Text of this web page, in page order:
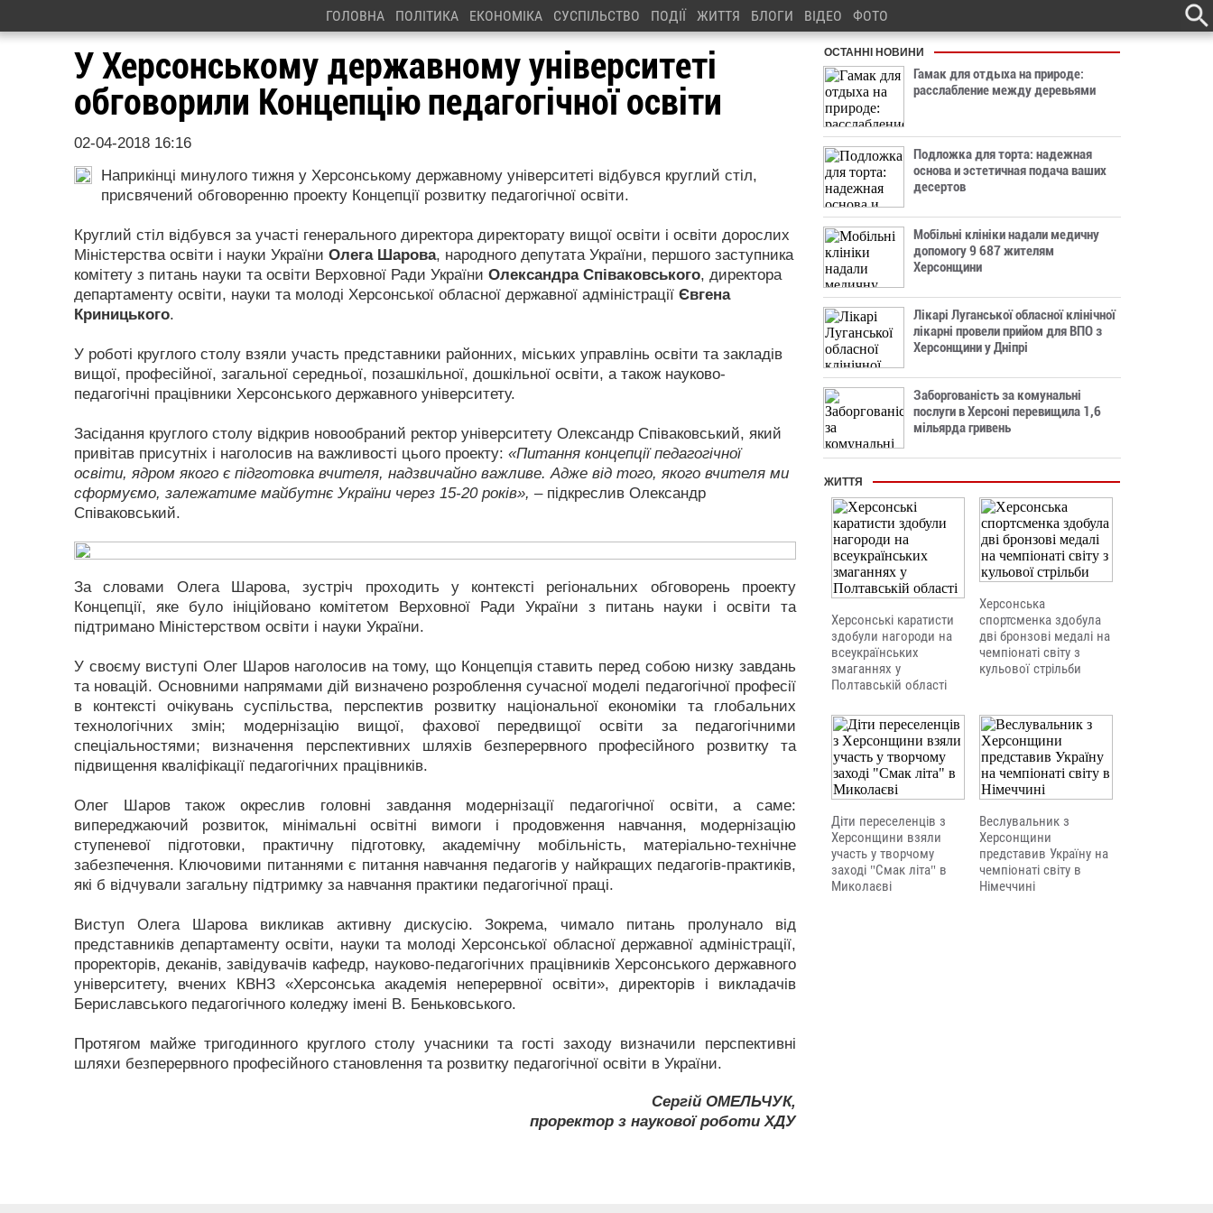
ГОЛОВНА ПОЛІТИКА ЕКОНОМІКА СУСПІЛЬСТВО ПОДІЇ ЖИТТЯ БЛОГИ ВІДЕО ФОТО
У Херсонському державному університеті
обговорили Концепцію педагогічної освіти
02-04-2018 16:16
Наприкінці минулого тижня у Херсонському державному університеті відбувся круглий стіл,
присвячений обговоренню проекту Концепції розвитку педагогічної освіти.
Круглий стіл відбувся за участі генерального директора директорату вищої освіти і освіти дорослих
Міністерства освіти і науки України Олега Шарова, народного депутата України, першого заступника
комітету з питань науки та освіти Верховної Ради України Олександра Співаковського, директора
департаменту освіти, науки та молоді Херсонської обласної державної адміністрації Євгена
Криницького.
У роботі круглого столу взяли участь представники районних, міських управлінь освіти та закладів
вищої, професійної, загальної середньої, позашкільної, дошкільної освіти, а також науково-
педагогічні працівники Херсонського державного університету.
Засідання круглого столу відкрив новообраний ректор університету Олександр Співаковський, який
привітав присутніх і наголосив на важливості цього проекту: «Питання концепції педагогічної
освіти, ядром якого є підготовка вчителя, надзвичайно важливе. Адже від того, якого вчителя ми
сформуємо, залежатиме майбутнє України через 15-20 років», – підкреслив Олександр
Співаковський.
За словами Олега Шарова, зустріч проходить у контексті регіональних обговорень проекту
Концепції, яке було ініційовано комітетом Верховної Ради України з питань науки і освіти та
підтримано Міністерством освіти і науки України.
У своєму виступі Олег Шаров наголосив на тому, що Концепція ставить перед собою низку завдань
та новацій. Основними напрямами дій визначено розроблення сучасної моделі педагогічної професії
в контексті очікувань суспільства, перспектив розвитку національної економіки та глобальних
технологічних змін; модернізацію вищої, фахової передвищої освіти за педагогічними
спеціальностями; визначення перспективних шляхів безперервного професійного розвитку та
підвищення кваліфікації педагогічних працівників.
Олег Шаров також окреслив головні завдання модернізації педагогічної освіти, а саме:
випереджаючий розвиток, мінімальні освітні вимоги і продовження навчання, модернізацію
ступеневої підготовки, практичну підготовку, академічну мобільність, матеріально-технічне
забезпечення. Ключовими питаннями є питання навчання педагогів у найкращих педагогів-практиків,
які б відчували загальну підтримку за навчання практики педагогічної праці.
Виступ Олега Шарова викликав активну дискусію. Зокрема, чимало питань пролунало від
представників департаменту освіти, науки та молоді Херсонської обласної державної адміністрації,
проректорів, деканів, завідувачів кафедр, науково-педагогічних працівників Херсонського державного
університету, вчених КВНЗ «Херсонська академія неперервної освіти», директорів і викладачів
Бериславського педагогічного коледжу імені В. Беньковського.
Протягом майже тригодинного круглого столу учасники та гості заходу визначили перспективні
шляхи безперервного професійного становлення та розвитку педагогічної освіти в України.
Сергій ОМЕЛЬЧУК,
проректор з наукової роботи ХДУ
ОСТАННІ НОВИНИ
Гамак для отдыха на природе:
расслабление между деревьями
Подложка для торта: надежная
основа и эстетичная подача ваших
десертов
Мобільні клініки надали медичну
допомогу 9 687 жителям
Херсонщини
Лікарі Луганської обласної клінічної
лікарні провели прийом для ВПО з
Херсонщини у Дніпрі
Заборгованість за комунальні
послуги в Херсоні перевищила 1,6
мільярда гривень
ЖИТТЯ
Херсонські каратисти
здобули нагороди на
всеукраїнських
змаганнях у
Полтавській області
Херсонська
спортсменка здобула
дві бронзові медалі на
чемпіонаті світу з
кульової стрільби
Діти переселенців з
Херсонщини взяли
участь у творчому
заході "Смак літа" в
Миколаєві
Веслувальник з
Херсонщини
представив Україну на
чемпіонаті світу в
Німеччині